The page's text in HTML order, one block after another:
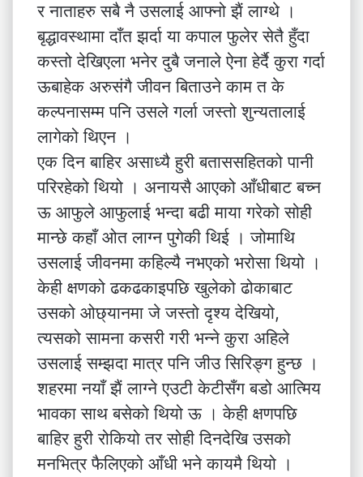
र नाताहरु सबै नै उसलाई आफ्नो झैं लाग्थे ।
बृद्धावस्थामा दाँत झर्दा या कपाल फुलेर सेतै हुँदा
कस्तो देखिएला भनेर दुबै जनाले ऐना हेर्दै कुरा गर्दा
ऊबाहेक अरुसंगै जीवन बिताउने काम त के
कल्पनासम्म पनि उसले गर्ला जस्तो शुन्यतालाई
लागेको थिएन ।
एक दिन बाहिर असाध्यै हुरी बताससहितको पानी
परिरहेको थियो । अनायसै आएको आँधीबाट बच्न
ऊ आफुले आफुलाई भन्दा बढी माया गरेको सोही
मान्छे कहाँ ओत लाग्न पुगेकी थिई । जोमाथि
उसलाई जीवनमा कहिल्यै नभएको भरोसा थियो ।
केही क्षणको ढकढकाइपछि खुलेको ढोकाबाट
उसको ओछ्यानमा जे जस्तो दृश्य देखियो,
त्यसको सामना कसरी गरी भन्ने कुरा अहिले
उसलाई सम्झदा मात्र पनि जीउ सिरिङ्ग हुन्छ ।
शहरमा नयाँ झैं लाग्ने एउटी केटीसँग बडो आत्मिय
भावका साथ बसेको थियो ऊ । केही क्षणपछि
बाहिर हुरी रोकियो तर सोही दिनदेखि उसको
मनभित्र फैलिएको आँधी भने कायमै थियो ।